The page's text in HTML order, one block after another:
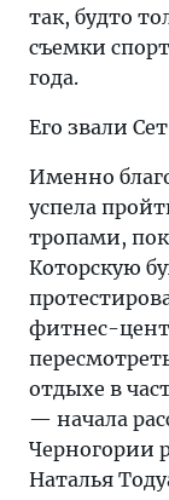
плану.
первых,
я
на
гору.
Во-
вторых,
делала
это
добровольно.
А
в-
третьих,
человек,
так, будто
съемки
года.
Его звали
Именно
успела
тропами,
Которскую
фитнес-
отдыхе в
— начала
Черногории
Наталья